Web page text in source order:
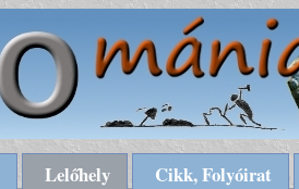
Lelőhely
Cikk, Folyóirat